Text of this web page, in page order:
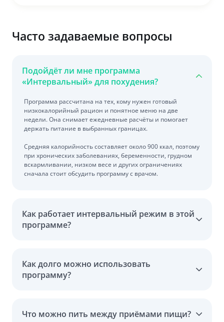
Часто задаваемые вопросы
Подойдёт ли мне программа
«Интервальный» для похудения?
Программа рассчитана на тех, кому нужен готовый
низкокалорийный рацион и понятное меню на две
недели. Она снимает ежедневные расчёты и помогает
держать питание в выбранных границах.
Средняя калорийность составляет около 900 ккал, поэтому
при хронических заболеваниях, беременности, грудном
вскармливании, низком весе и других ограничениях
сначала стоит обсудить программу с врачом.
Как работает интервальный режим в этой
программе?
Как долго можно использовать
программу?
Что можно пить между приёмами пищи?